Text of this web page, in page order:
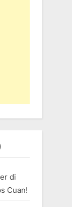
di
Cuan!